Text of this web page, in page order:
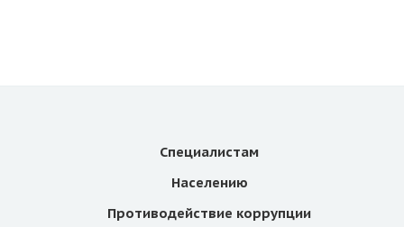
Специалистам
Населению
Противодействие коррупции